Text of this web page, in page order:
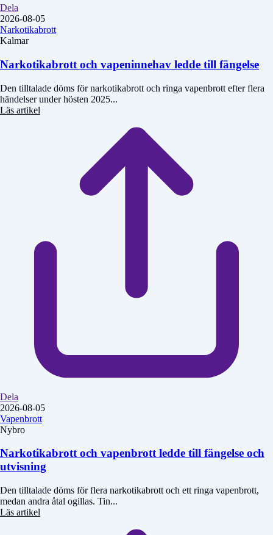
Dela
2026-08-05
Narkotikabrott
Kalmar
Narkotikabrott och vapeninnehav ledde till fängelse
Den tilltalade döms för narkotikabrott och ringa vapenbrott efter flera
händelser under hösten 2025...
Läs artikel
Dela
2026-08-05
Vapenbrott
Nybro
Narkotikabrott och vapenbrott ledde till fängelse och
utvisning
Den tilltalade döms för flera narkotikabrott och ett ringa vapenbrott,
medan andra åtal ogillas. Tin...
Läs artikel